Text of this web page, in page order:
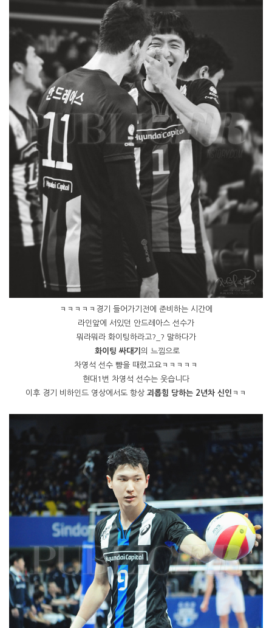
ㅋㅋㅋㅋㅋ경기 들어가기전에 준비하는 시간에
라인앞에 서있던 안드레아스 선수가
뭐라뭐라 화이팅하라고?_? 말하다가
화이팅 싸대기 의 느낌으로
차영석 선수 뺨을 때렸고요ㅋㅋㅋㅋㅋ
현대1번 차영석 선수는 웃습니다
이후 경기 비하인드 영상에서도 항상 괴롭힘 당하는 2년차 신인 ㅋㅋ